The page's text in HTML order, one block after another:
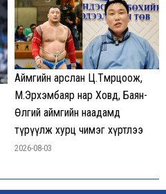
Аймгийн арслан Ц.Төмөрцоож,
М.Эрхэмбаяр нар Ховд, Баян-
Өлгий аймгийн наадамд
түрүүлж хурц чимэг хүртлээ
2026-08-03